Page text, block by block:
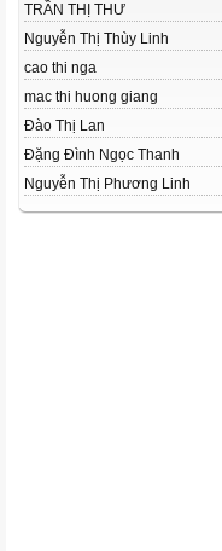
TRẦN THỊ THƯ
Nguyễn Thị Thùy Linh
cao thi nga
mac thi huong giang
Đào Thị Lan
Đặng Đình Ngọc Thanh
Nguyễn Thị Phương Linh